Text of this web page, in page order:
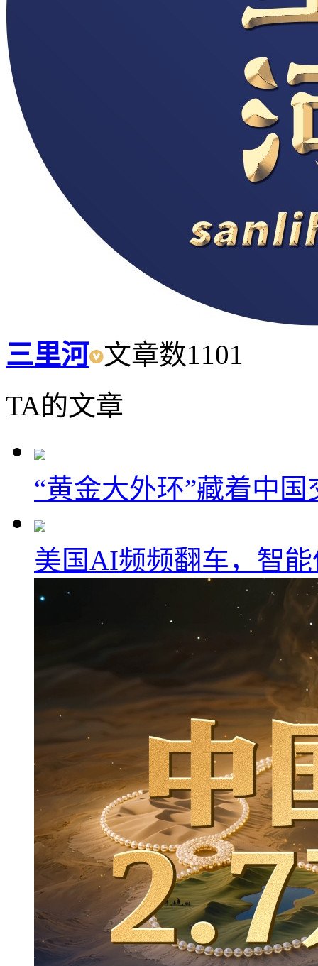
三里河 文章数1101
TA的文章
“黄金大外环”藏着中
美国AI频频翻车，智